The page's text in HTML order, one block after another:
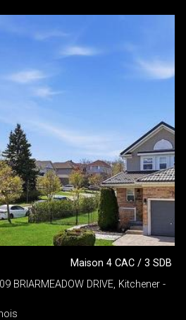
Maison 4 CAC / 3 SDB
BRIARMEADOW DRIVE, Kitchener -